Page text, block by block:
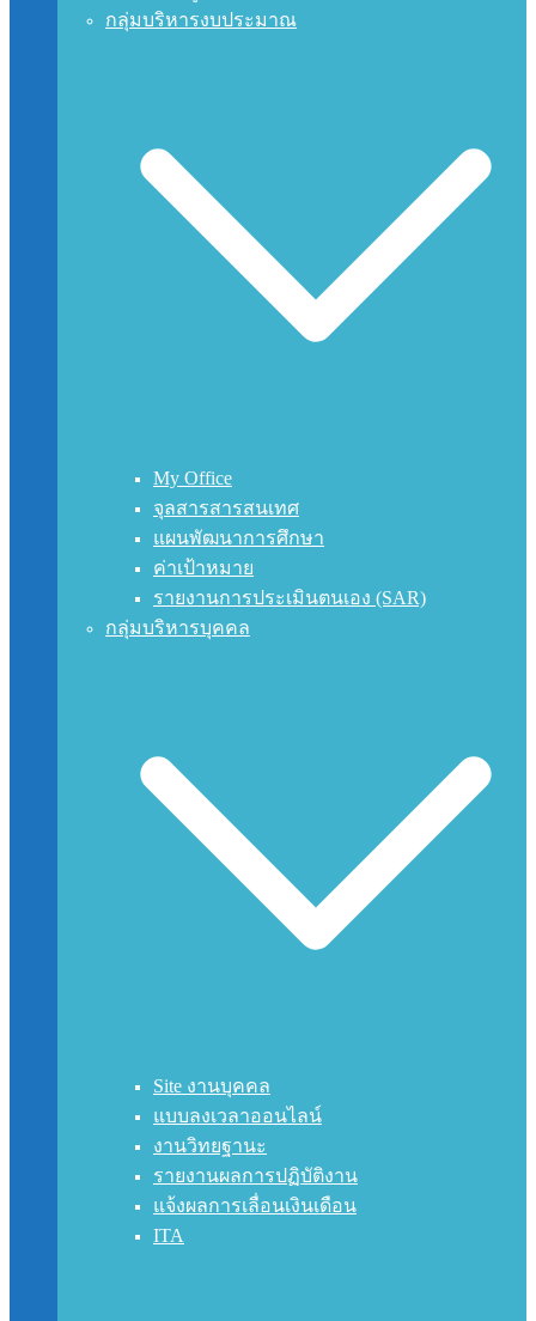
กลุ่มบริหารงบประมาณ
My Office
จุลสารสารสนเทศ
แผนพัฒนาการศึกษา
ค่าเป้าหมาย
รายงานการประเมินตนเอง (SAR)
กลุ่มบริหารบุคคล
Site งานบุคคล
แบบลงเวลาออนไลน์
งานวิทยฐานะ
รายงานผลการปฏิบัติงาน
แจ้งผลการเลื่อนเงินเดือน
ITA